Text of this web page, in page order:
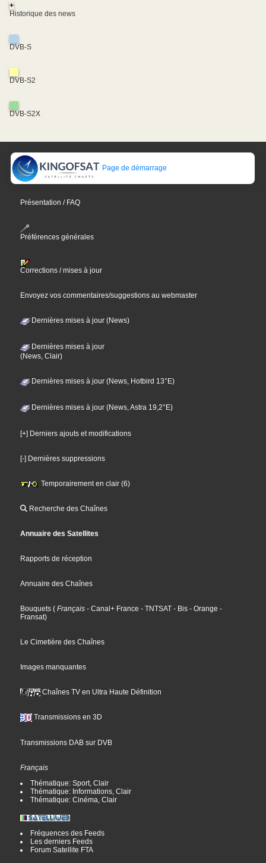
+
Historique des news
DVB-S
DVB-S2
DVB-S2X
Page de démarrage
Présentation / FAQ
Préférences générales
Corrections / mises à jour
Envoyez vos commentaires/suggestions au webmaster
Dernières mises à jour (News)
Dernières mises à jour
(News, Clair)
Dernières mises à jour (News, Hotbird 13°E)
Dernières mises à jour (News, Astra 19,2°E)
[+] Derniers ajouts et modifications
[-] Dernières suppressions
Temporairement en clair (6)
Recherche des Chaînes
Annuaire des Satellites
Rapports de réception
Annuaire des Chaînes
Bouquets ( Français - Canal+ France - TNTSAT - Bis - Orange -
Fransat)
Le Cimetière des Chaînes
Images manquantes
Chaînes TV en Ultra Haute Définition
Transmissions en 3D
Transmissions DAB sur DVB
Français
Thématique: Sport, Clair
Thématique: Informations, Clair
Thématique: Cinéma, Clair
Fréquences des Feeds
Les derniers Feeds
Forum Satellite FTA